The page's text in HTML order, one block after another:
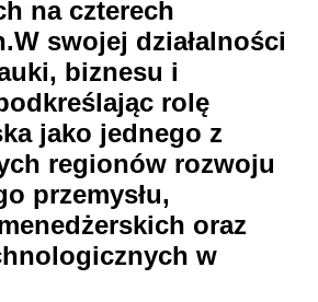
na czterech
swojej działalności
biznesu i
rolę
jako jednego z
regionów rozwoju
przemysłu,
oraz
w